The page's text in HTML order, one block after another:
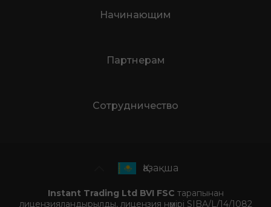
Начинающим
Партнерам
Сотрудничество
Қазақша
Instant Trading Ltd BVI FSC тарапынан
лицензияландырылды, лицензия нөмірі SIBA/L/14/1082